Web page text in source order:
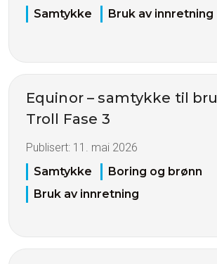
Samtykke
Bruk av innretning
Equinor – samtykke til
Troll Fase 3
Publisert: 11. mai 2026
Samtykke
Boring og brønn
Bruk av innretning